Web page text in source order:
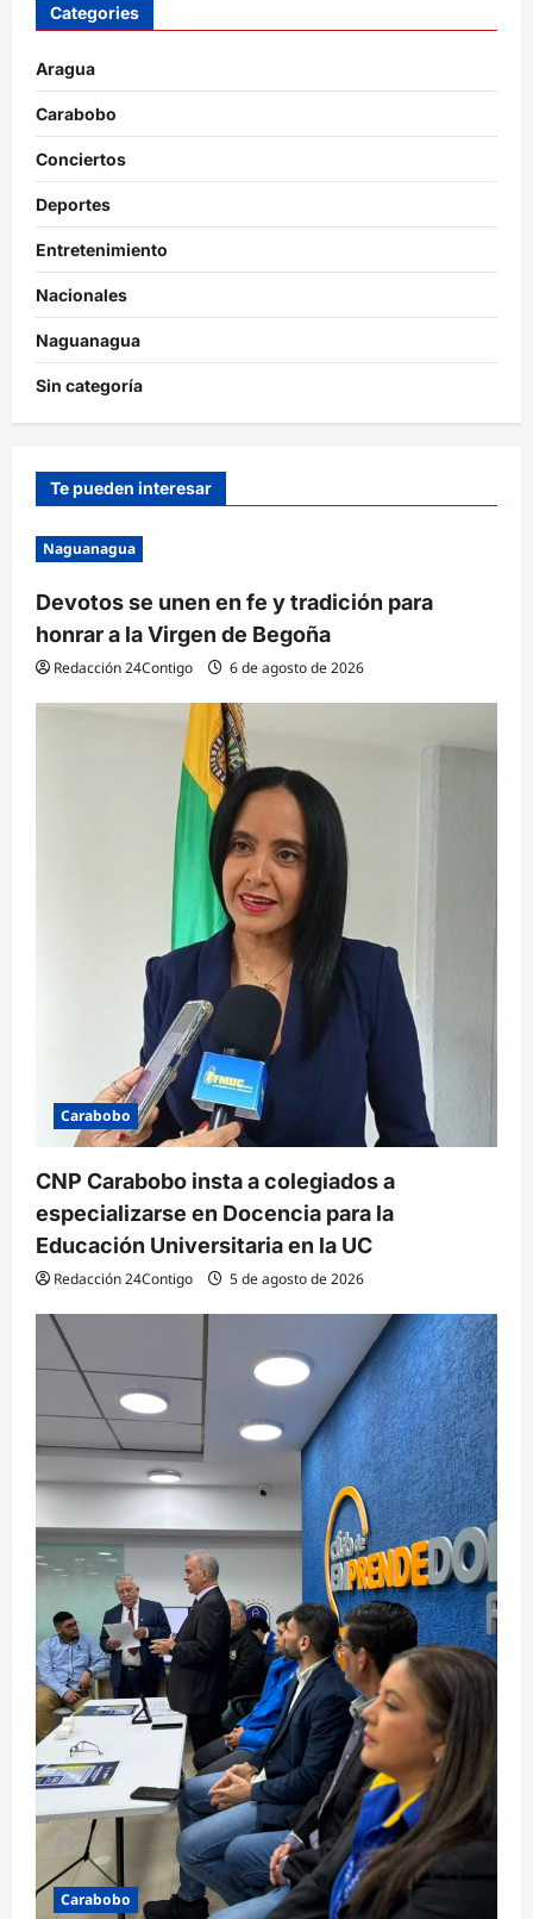
Categories
Aragua
Carabobo
Conciertos
Deportes
Entretenimiento
Nacionales
Naguanagua
Sin categoría
Te pueden interesar
Naguanagua
Devotos se unen en fe y tradición para
honrar a la Virgen de Begoña
Redacción 24Contigo 6 de agosto de 2026
Carabobo
CNP Carabobo insta a colegiados a
especializarse en Docencia para la
Educación Universitaria en la UC
Redacción 24Contigo 5 de agosto de 2026
Carabobo